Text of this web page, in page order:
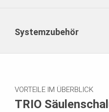
Systemzubehör
VORTEILE IM ÜBERBLICK
TRIO